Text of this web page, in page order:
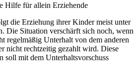
Hilfe für allein Erziehende
die Erziehung ihrer Kinder meist unter
Die Situation verschärft sich noch, wenn
regelmäßig Unterhalt von dem anderen
nicht rechtzeitig gezahlt wird. Diese
soll mit dem Unterhaltsvorschuss